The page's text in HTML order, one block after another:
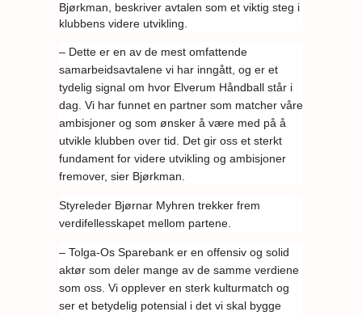
Bjørkman, beskriver avtalen som et viktig steg i
klubbens videre utvikling.
– Dette er en av de mest omfattende
samarbeidsavtalene vi har inngått, og er et
tydelig signal om hvor Elverum Håndball står i
dag. Vi har funnet en partner som matcher våre
ambisjoner og som ønsker å være med på å
utvikle klubben over tid. Det gir oss et sterkt
fundament for videre utvikling og ambisjoner
fremover, sier Bjørkman.
Styreleder Bjørnar Myhren trekker frem
verdifellesskapet mellom partene.
– Tolga-Os Sparebank er en offensiv og solid
aktør som deler mange av de samme verdiene
som oss. Vi opplever en sterk kulturmatch og
ser et betydelig potensial i det vi skal bygge